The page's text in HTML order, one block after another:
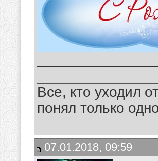
Все, кто уходил
понял только
07.01.2018, 09:59